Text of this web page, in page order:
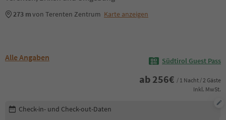
273 mvon Terenten Zentrum Karte anzeigen
Alle Angaben Südtirol Guest Pass
ab 256€ / 1 Nacht / 2 Gäste
Inkl. MwSt.
Buchungsdetails bearbeiten
Check-in- und Check-out-Daten